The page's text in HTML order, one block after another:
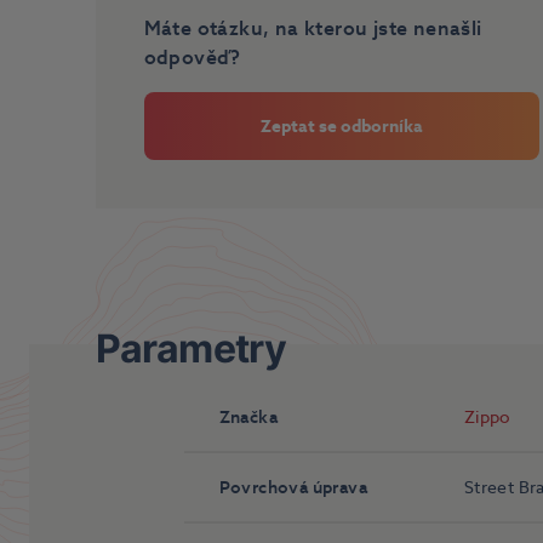
Máte otázku, na kterou jste nenašli
odpověď?
Zeptat se odborníka
Parametry
Značka Zippo
Povrchová úprava Street